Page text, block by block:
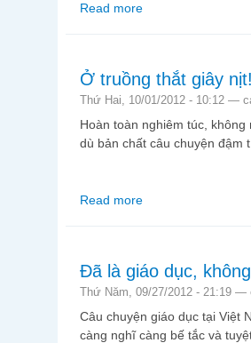
Read more
Ở truồng thắt giây
Thứ Hai, 10/01/2012 - 10:12 —
Hoàn toàn nghiêm túc,
dù bản chất câu chuyện đậm
Read more
Đã là giáo dục,
Thứ Năm, 09/27/2012 - 21:19 —
Câu chuyện giáo dục tại Việt
càng nghĩ càng bế tắc và